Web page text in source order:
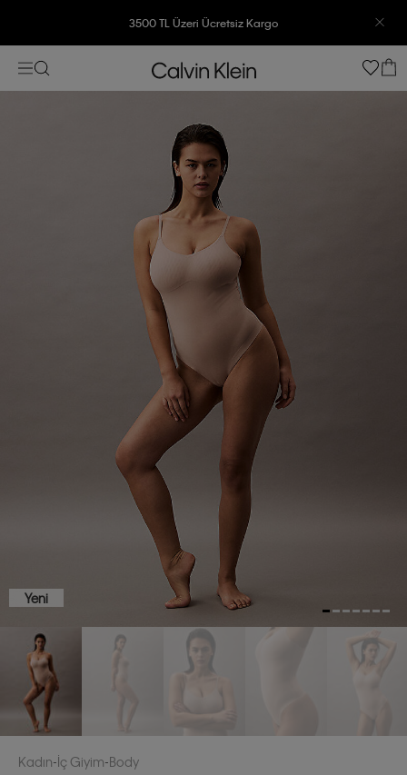
3500 TL Üzeri Ücretsiz Kargo
7500 TL Ve Üzeri Alışverişlerinizde 6 Taksit İmkanı
Yeni
Kadın İç Giyim Body